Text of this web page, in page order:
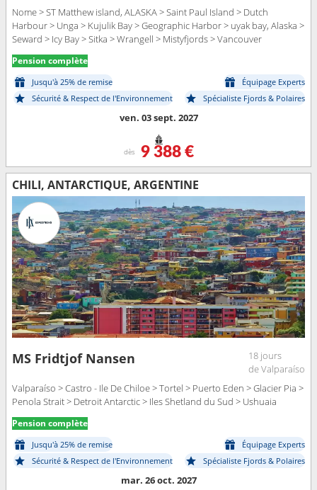
Nome > ST Matthew island, ALASKA > Saint Paul Island > Dutch
Harbour > Unga > Kujulik Bay > Geographic Harbor > uyak bay, Alaska >
Seward > Icy Bay > Sitka > Wrangell > Mistyfjords > Vancouver
Pension complète
Jusqu'à 25% de remise
Équipage Experts
Sécurité & Respect de l'Environnement
Spécialiste Fjords & Polaires
ven. 03 sept. 2027
dès 9 388 €
CHILI, ANTARCTIQUE, ARGENTINE
MS Fridtjof Nansen
18 jours
de Valparaíso
Valparaíso > Castro - Ile De Chiloe > Tortel > Puerto Eden > Glacier Pia >
Penola Strait > Detroit Antarctic > Iles Shetland du Sud > Ushuaia
Pension complète
Jusqu'à 25% de remise
Équipage Experts
Sécurité & Respect de l'Environnement
Spécialiste Fjords & Polaires
mar. 26 oct. 2027